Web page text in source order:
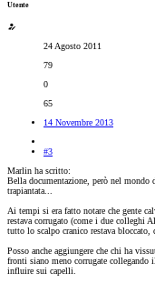
Utente
24 Agosto 2011
79
0
65
14 Novembre 2013
#3
Marlin ha scritto:
Bella documentazione, però nel mondo
trapiantata...
Ai tempi si era fatto notare che gente
restava corrugato (come i due colleghi
tutto lo scalpo cranico restava bloccato,
Posso anche aggiungere che chi ha
fronti siano meno corrugate collegando
influire sui capelli.